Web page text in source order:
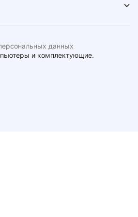
и комплектующие.
данных